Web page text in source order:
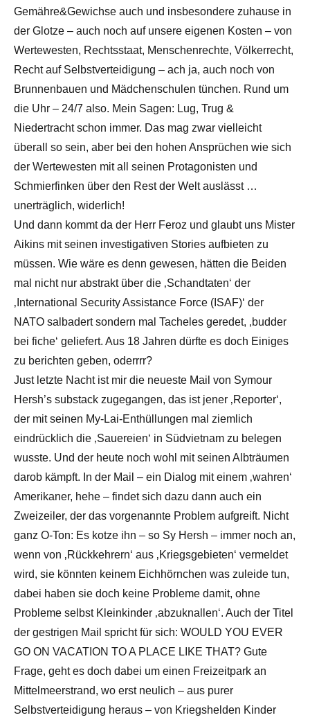
Gemähre&Gewichse auch und insbesondere zuhause in
der Glotze – auch noch auf unsere eigenen Kosten – von
Wertewesten, Rechtsstaat, Menschenrechte, Völkerrecht,
Recht auf Selbstverteidigung – ach ja, auch noch von
Brunnenbauen und Mädchenschulen tünchen. Rund um
die Uhr – 24/7 also. Mein Sagen: Lug, Trug &
Niedertracht schon immer. Das mag zwar vielleicht
überall so sein, aber bei den hohen Ansprüchen wie sich
der Wertewesten mit all seinen Protagonisten und
Schmierfinken über den Rest der Welt auslässt …
unerträglich, widerlich!
Und dann kommt da der Herr Feroz und glaubt uns Mister
Aikins mit seinen investigativen Stories aufbieten zu
müssen. Wie wäre es denn gewesen, hätten die Beiden
mal nicht nur abstrakt über die ‚Schandtaten‘ der
‚International Security Assistance Force (ISAF)‘ der
NATO salbadert sondern mal Tacheles geredet, ‚budder
bei fiche‘ geliefert. Aus 18 Jahren dürfte es doch Einiges
zu berichten geben, oderrrr?
Just letzte Nacht ist mir die neueste Mail von Symour
Hersh’s substack zugegangen, das ist jener ‚Reporter‘,
der mit seinen My-Lai-Enthüllungen mal ziemlich
eindrücklich die ‚Sauereien‘ in Südvietnam zu belegen
wusste. Und der heute noch wohl mit seinen Albträumen
darob kämpft. In der Mail – ein Dialog mit einem ‚wahren‘
Amerikaner, hehe – findet sich dazu dann auch ein
Zweizeiler, der das vorgenannte Problem aufgreift. Nicht
ganz O-Ton: Es kotze ihn – so Sy Hersh – immer noch an,
wenn von ‚Rückkehrern‘ aus ‚Kriegsgebieten‘ vermeldet
wird, sie könnten keinem Eichhörnchen was zuleide tun,
dabei haben sie doch keine Probleme damit, ohne
Probleme selbst Kleinkinder ‚abzuknallen‘. Auch der Titel
der gestrigen Mail spricht für sich: WOULD YOU EVER
GO ON VACATION TO A PLACE LIKE THAT? Gute
Frage, geht es doch dabei um einen Freizeitpark an
Mittelmeerstrand, wo erst neulich – aus purer
Selbstverteidigung heraus – von Kriegshelden Kinder